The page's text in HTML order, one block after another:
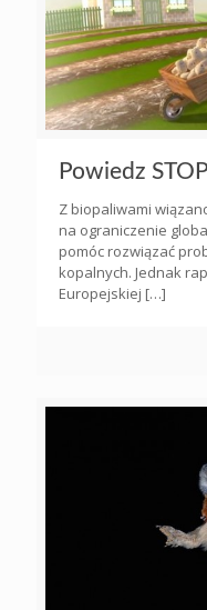
Powiedz
Z biopaliwami
na ograniczenie
pomóc rozwiązać
kopalnych. Jednak
Europejskiej […]